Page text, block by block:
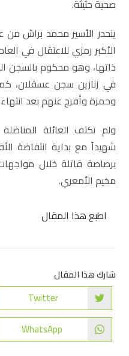
صحية حثيثة.
ينحدر الأسير محمد براش
الأكبر رمزي للاعتقال في
ذاتها، وهو محكوم بالسجن
في زنازين سجن عسقلان،
وحمزة وأفرج عنهم بعد
ولم تكتف العائلة
برصاصة قاتلة خلال
مخيم الأمعري.
اطبع هذا المقال
شارك هذا المقال
Twitter
WhatsApp